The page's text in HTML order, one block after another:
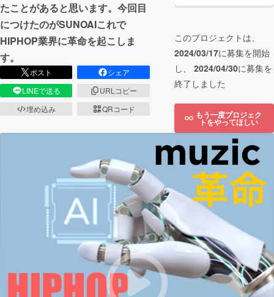
たことがあると思います。今回目
につけたのがSUNOAIこれで
HIPHOP業界に革命を起こしま
す。
ポスト
シェア
LINEで送る
URLコピー
埋め込み
QRコード
このプロジェクトは、
2024/03/17に募集を開始
し、 2024/04/30に募集を
終了しました
もう一度プロジェク
トをやってほしい